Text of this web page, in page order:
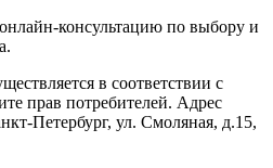
консультацию по выбору и
в соответствии с
прав потребителей. Адрес
Петербург, ул. Смоляная, д.15,